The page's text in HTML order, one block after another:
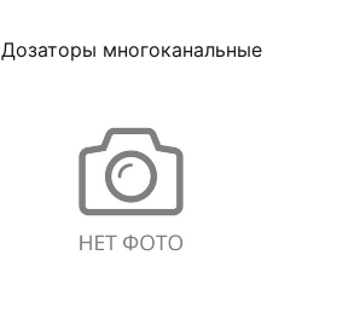
Дозаторы многоканальные